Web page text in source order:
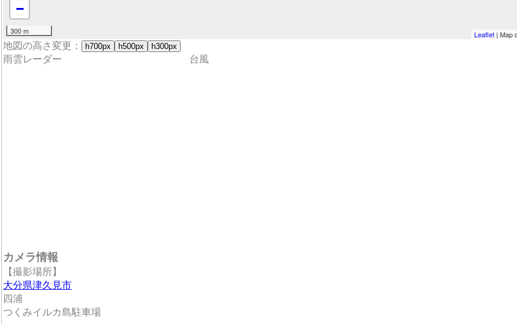
−
300 m Leaflet | Map
地図の高さ変更： h700px h500px h300px
雨雲レーダー 台風
カメラ情報
【撮影場所】
大分県津久見市
四浦
つくみイルカ島駐車場